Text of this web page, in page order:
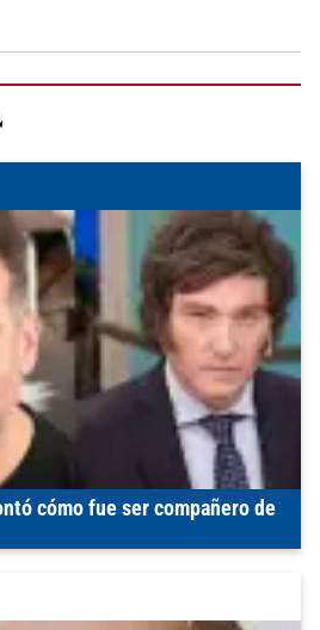
cómo fue ser compañero de